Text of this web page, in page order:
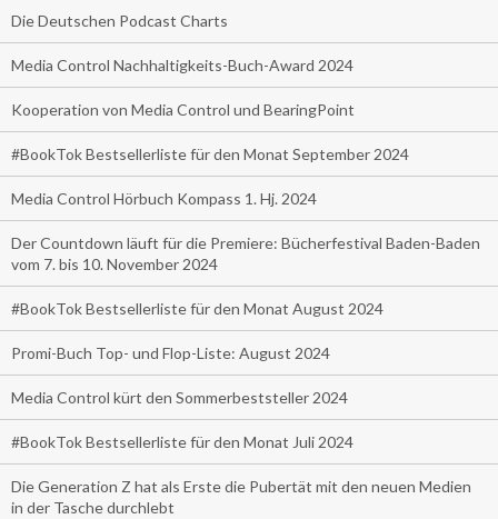
Die Deutschen Podcast Charts
Media Control Nachhaltigkeits-Buch-Award 2024
Kooperation von Media Control und BearingPoint
#BookTok Bestsellerliste für den Monat September 2024
Media Control Hörbuch Kompass 1. Hj. 2024
Der Countdown läuft für die Premiere: Bücherfestival Baden-Baden
vom 7. bis 10. November 2024
#BookTok Bestsellerliste für den Monat August 2024
Promi-Buch Top- und Flop-Liste: August 2024
Media Control kürt den Sommerbeststeller 2024
#BookTok Bestsellerliste für den Monat Juli 2024
Die Generation Z hat als Erste die Pubertät mit den neuen Medien
in der Tasche durchlebt